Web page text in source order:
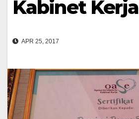
Kabinet Kerja
APR 25, 2017